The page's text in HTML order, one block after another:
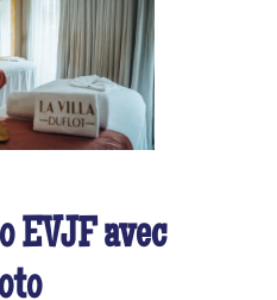
EVJF avec